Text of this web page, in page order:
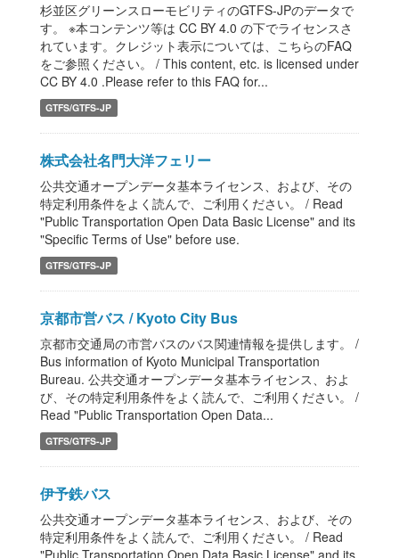
杉並区グリーンスローモビリティのGTFS-JPのデータで
す。 ※本コンテンツ等は CC BY 4.0 の下でライセンスさ
れています。クレジット表示については、こちらのFAQ
をご参照ください。 / This content, etc. is licensed under
CC BY 4.0 .Please refer to this FAQ for...
GTFS/GTFS-JP
株式会社名門大洋フェリー
公共交通オープンデータ基本ライセンス、および、その
特定利用条件をよく読んで、ご利用ください。 / Read
"Public Transportation Open Data Basic License" and its
"Specific Terms of Use" before use.
GTFS/GTFS-JP
京都市営バス / Kyoto City Bus
京都市交通局の市営バスのバス関連情報を提供します。 /
Bus information of Kyoto Municipal Transportation
Bureau. 公共交通オープンデータ基本ライセンス、およ
び、その特定利用条件をよく読んで、ご利用ください。 /
Read "Public Transportation Open Data...
GTFS/GTFS-JP
伊予鉄バス
公共交通オープンデータ基本ライセンス、および、その
特定利用条件をよく読んで、ご利用ください。 / Read
"Public Transportation Open Data Basic License" and its